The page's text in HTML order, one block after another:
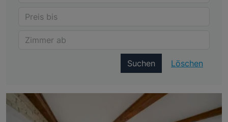
Suchen Löschen